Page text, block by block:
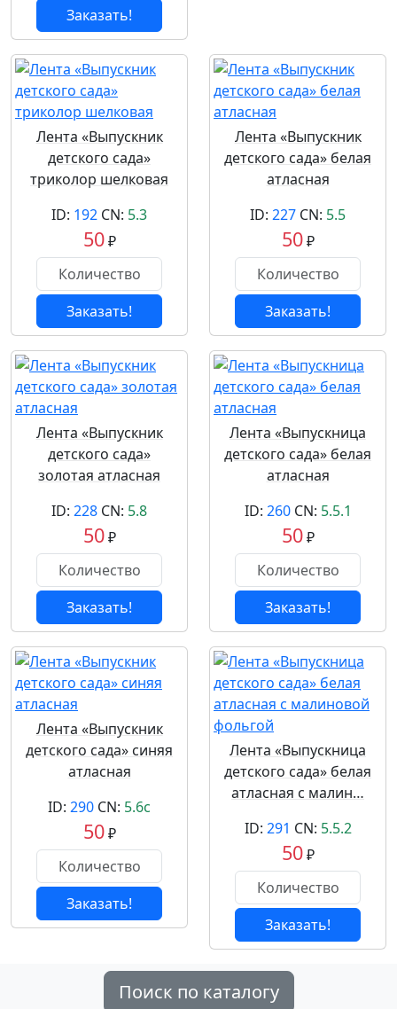
Заказать!
Лента «Выпускник
детского сада»
триколор шелковая
ID: 192 CN: 5.3
50₽
Заказать!
Лента «Выпускник
детского сада» белая
атласная
ID: 227 CN: 5.5
50₽
Заказать!
Лента «Выпускник
детского сада»
золотая атласная
ID: 228 CN: 5.8
50₽
Заказать!
Лента «Выпускница
детского сада» белая
атласная
ID: 260CN: 5.5.1
50₽
Заказать!
Лента «Выпускник
детского сада» синяя
атласная
ID: 290 CN: 5.6с
50₽
Заказать!
Лента «Выпускница
детского сада» белая
атласная с малин…
ID: 291 CN: 5.5.2
50₽
Заказать!
Поиск по каталогу